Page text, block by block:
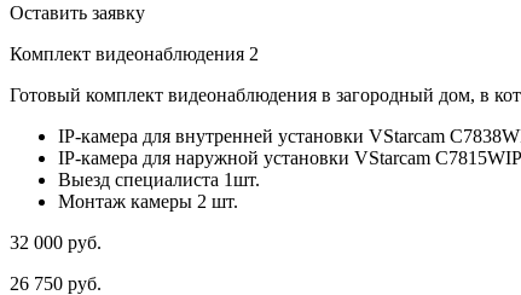
Оставить заявку
Комплект видеонаблюдения 2
Готовый комплект видеонаблюдения в загородный дом, в
IP-камера для внутренней установки VStarcam
IP-камера для наружной установки VStarcam
Выезд специалиста 1шт.
Монтаж камеры 2 шт.
32 000 руб.
26 750 руб.